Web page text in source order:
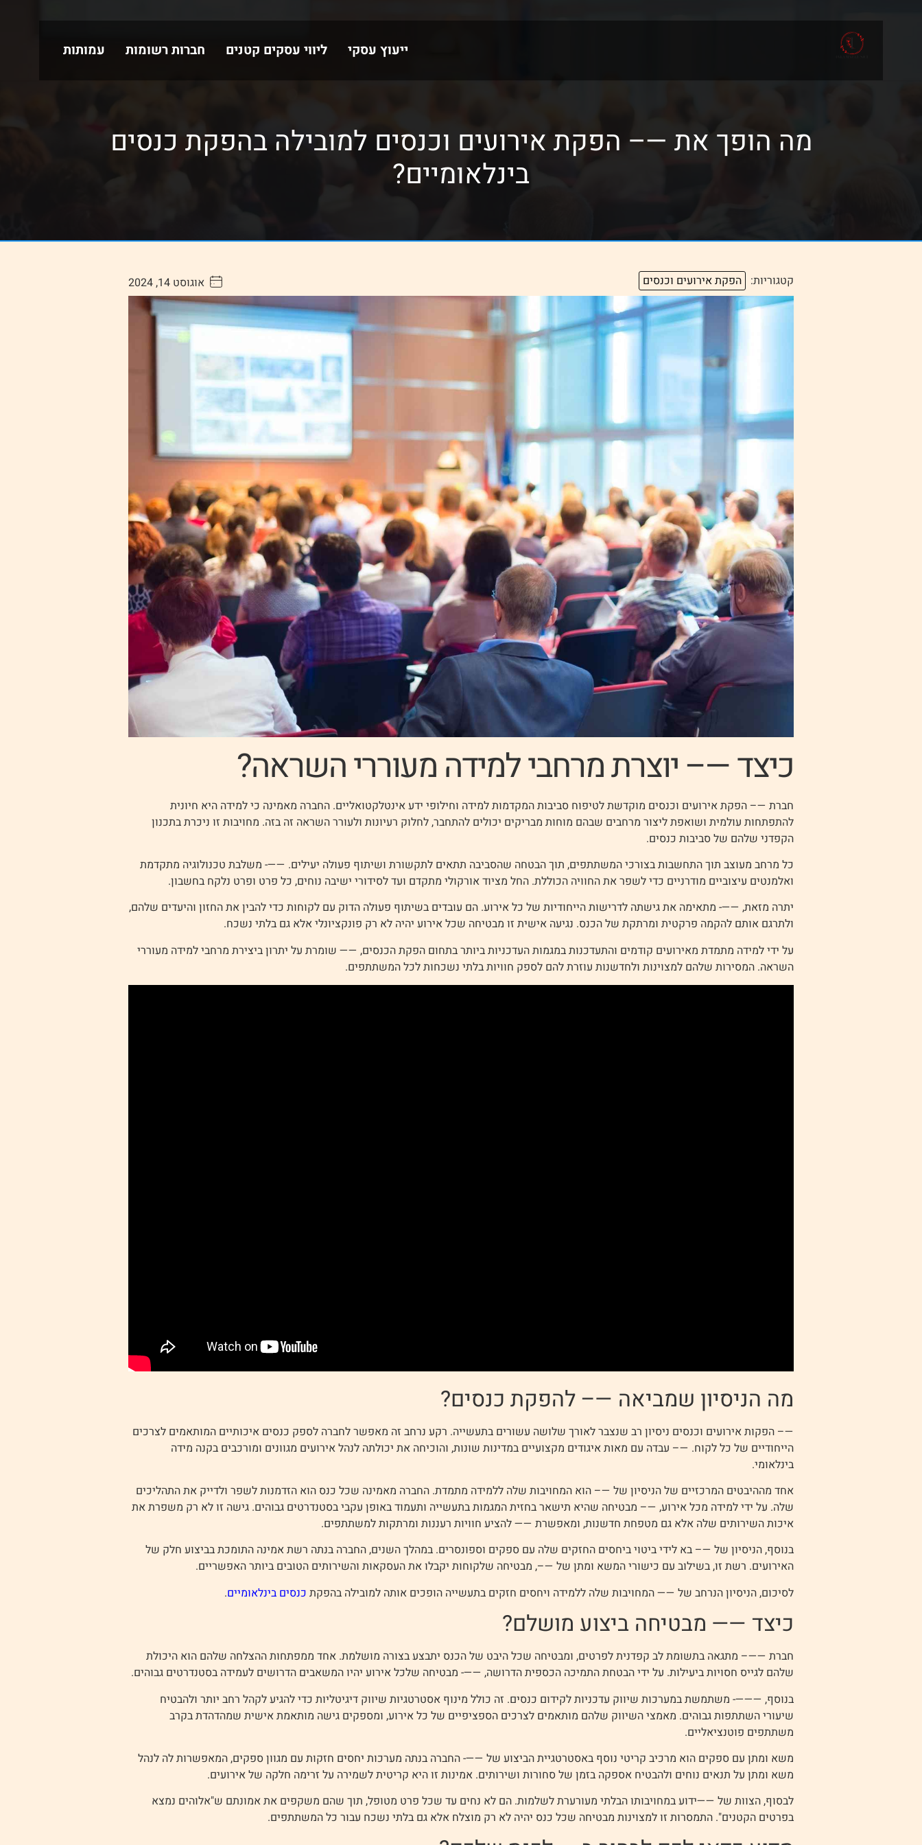
ייעוץ עסקי ליווי עסקים קטנים חברות רשומות עמותות
מה הופך את —– הפקת אירועים וכנסים למובילה בהפקת כנסים
בינלאומיים?
. . . . .אוגוסט 14, 2024 קטגוריות: הפקת אירועים וכנסים
כיצד —– יוצרת מרחבי למידה מעוררי השראה?
חברת —– הפקת אירועים וכנסים מוקדשת לטיפוח סביבות המקדמות למידה וחילופי ידע אינטלקטואליים. החברה מאמינה כי למידה היא חיונית
להתפתחות עולמית ושואפת ליצור מרחבים שבהם מוחות מבריקים יכולים להתחבר, לחלוק רעיונות ולעורר השראה זה בזה. מחויבות זו ניכרת בתכנון
הקפדני שלהם של סביבות כנסים.
כל מרחב מעוצב תוך התחשבות בצורכי המשתתפים, תוך הבטחה שהסביבה תתאים לתקשורת ושיתוף פעולה יעילים. ——- משלבת טכנולוגיה מתקדמת
ואלמנטים עיצוביים מודרניים כדי לשפר את החוויה הכוללת. החל מציוד אורקולי מתקדם ועד לסידורי ישיבה נוחים, כל פרט ופרט נלקח בחשבון.
יתרה מזאת, ——- מתאימה את גישתה לדרישות הייחודיות של כל אירוע. הם עובדים בשיתוף פעולה הדוק עם לקוחות כדי להבין את החזון והיעדים שלהם,
ולתרגם אותם להקמה פרקטית ומרתקת של הכנס. נגיעה אישית זו מבטיחה שכל אירוע יהיה לא רק פונקציונלי אלא גם בלתי נשכח.
על ידי למידה מתמדת מאירועים קודמים והתעדכנות במגמות העדכניות ביותר בתחום הפקת הכנסים, —— שומרת על יתרון ביצירת מרחבי למידה מעוררי
השראה. המסירות שלהם למצוינות ולחדשנות עוזרת להם לספק חוויות בלתי נשכחות לכל המשתתפים.
מה הניסיון שמביאה —– להפקת כנסים?
—– הפקות אירועים וכנסים ניסיון רב שנצבר לאורך שלושה עשורים בתעשייה. רקע נרחב זה מאפשר לחברה לספק כנסים איכותיים המותאמים לצרכים
הייחודיים של כל לקוח. —– עבדה עם מאות איגודים מקצועיים במדינות שונות, והוכיחה את יכולתה לנהל אירועים מגוונים ומורכבים בקנה מידה
בינלאומי.
אחד מההיבטים המרכזיים של הניסיון של —– הוא המחויבות שלה ללמידה מתמדת. החברה מאמינה שכל כנס הוא הזדמנות לשפר ולדייק את התהליכים
שלה. על ידי למידה מכל אירוע, —– מבטיחה שהיא תישאר בחזית המגמות בתעשייה ותעמוד באופן עקבי בסטנדרטים גבוהים. גישה זו לא רק משפרת את
איכות השירותים שלה אלא גם מטפחת חדשנות, ומאפשרת —— להציע חוויות רעננות ומרתקות למשתתפים.
בנוסף, הניסיון של —– בא לידי ביטוי ביחסים החזקים שלה עם ספקים וספונסרים. במהלך השנים, החברה בנתה רשת אמינה התומכת בביצוע חלק של
האירועים. רשת זו, בשילוב עם כישורי המשא ומתן של —–, מבטיחה שלקוחות יקבלו את העסקאות והשירותים הטובים ביותר האפשריים.
לסיכום, הניסיון הנרחב של —— המחויבות שלה ללמידה ויחסים חזקים בתעשייה הופכים אותה למובילה בהפקת כנסים בינלאומיים.
כיצד —— מבטיחה ביצוע מושלם?
חברת ——– מתגאה בתשומת לב קפדנית לפרטים, ומבטיחה שכל היבט של הכנס יתבצע בצורה מושלמת. אחד ממפתחות ההצלחה שלהם הוא היכולת
שלהם לגייס חסויות ביעילות. על ידי הבטחת התמיכה הכספית הדרושה, ——- מבטיחה שלכל אירוע יהיו המשאבים הדרושים לעמידה בסטנדרטים גבוהים.
בנוסף, ———- משתמשת במערכות שיווק עדכניות לקידום כנסים. זה כולל מינוף אסטרטגיות שיווק דיגיטליות כדי להגיע לקהל רחב יותר ולהבטיח
שיעורי השתתפות גבוהים. מאמצי השיווק שלהם מותאמים לצרכים הספציפיים של כל אירוע, ומספקים גישה מותאמת אישית שמהדהדת בקרב
משתתפים פוטנציאליים.
משא ומתן עם ספקים הוא מרכיב קריטי נוסף באסטרטגיית הביצוע של ——- החברה בנתה מערכות יחסים חזקות עם מגוון ספקים, המאפשרות לה לנהל
משא ומתן על תנאים נוחים ולהבטיח אספקה ​​בזמן של סחורות ושירותים. אמינות זו היא קריטית לשמירה על זרימה חלקה של אירועים.
לבסוף, הצוות של ——ידוע במחויבותו הבלתי מעורערת לשלמות. הם לא נחים עד שכל פרט מטופל, תוך שהם משקפים את אמונתם ש"אלוהים נמצא
בפרטים הקטנים". התמסרות זו למצוינות מבטיחה שכל כנס יהיה לא רק מוצלח אלא גם בלתי נשכח עבור כל המשתתפים.